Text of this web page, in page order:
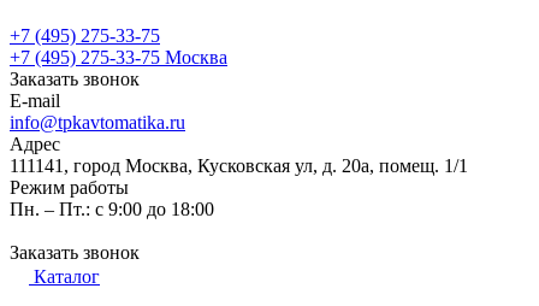
+7 (495) 275-33-75
+7 (495) 275-33-75 Москва
Заказать звонок
E-mail
info@tpkavtomatika.ru
Адрес
111141, город Москва, Кусковская ул, д. 20а, помещ. 1/1
Режим работы
Пн. – Пт.: с 9:00 до 18:00
Заказать звонок
Каталог